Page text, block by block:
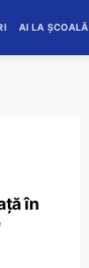
AI LA ȘCOALĂ
în